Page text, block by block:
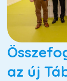
az új